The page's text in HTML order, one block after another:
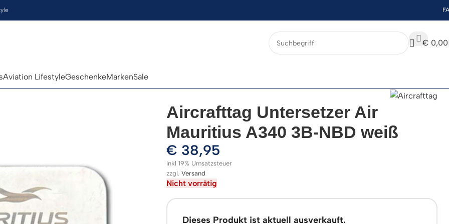
€ 0,00
Aviation LifestyleGeschenkeMarkenSale
Aircrafttag Untersetzer Air
Mauritius A340 3B-NBD weiß
€ 38,95
inkl 19% Umsatzsteuer
zzgl. Versand
Nicht vorrätig
Dieses Produkt ist aktuell ausverkauft.